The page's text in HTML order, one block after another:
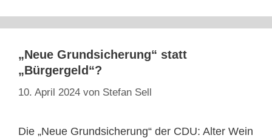
„Neue Grundsicherung“ statt
„Bürgergeld“?
10. April 2024 von Stefan Sell
Die „Neue Grundsicherung“ der CDU: Alter Wein